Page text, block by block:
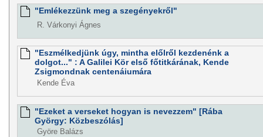
"Emlékezzünk meg a szegényekről"
R. Várkonyi Ágnes
"Eszmélkedjünk úgy, mintha előlről kezdenénk a
dolgot..." : A Galilei Kör első főtitkárának, Kende
Zsigmondnak centenáiumára
Kende Éva
"Ezeket a verseket hogyan is nevezzem" [Rába
György: Közbeszólás]
Györe Balázs